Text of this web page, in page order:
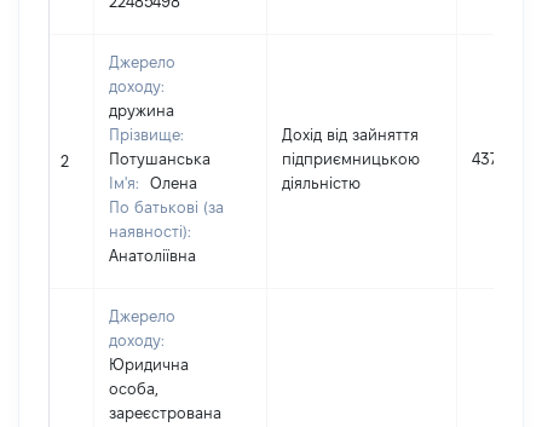
2
Джерело
доходу:
дружина
Прізвище:
Потушанська
Ім'я:
Олена
По батькові (за
наявності):
Анатоліївна
Дохід від зайняття
підприємницькою
діяльністю
4371090
Джерело
доходу:
Юридична
особа,
зареєстрована